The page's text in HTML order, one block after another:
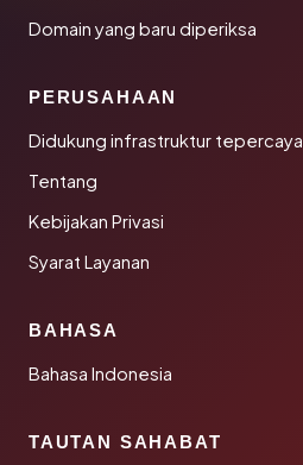
Domain yang baru diperiksa
PERUSAHAAN
Didukung infrastruktur tepercaya
Tentang
Kebijakan Privasi
Syarat Layanan
BAHASA
Bahasa Indonesia
TAUTAN SAHABAT